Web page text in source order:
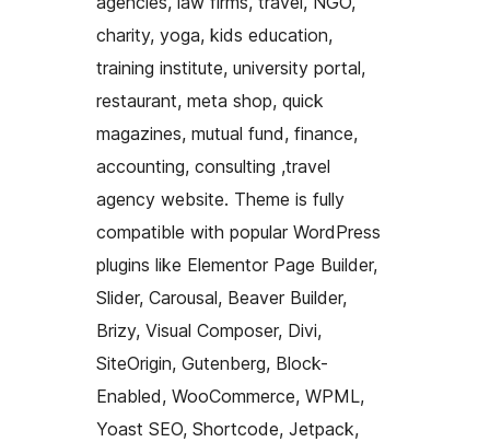
charity, yoga, kids education,
training institute, university portal,
restaurant, meta shop, quick
magazines, mutual fund, finance,
accounting, consulting ,travel
agency website. Theme is fully
compatible with popular WordPress
plugins like Elementor Page Builder,
Slider, Carousal, Beaver Builder,
Brizy, Visual Composer, Divi,
SiteOrigin, Gutenberg, Block-
Enabled, WooCommerce, WPML,
Yoast SEO, Shortcode, Jetpack,